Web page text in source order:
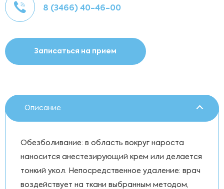
8 (3466) 40-46-00
Записаться на прием
Описание
Обезболивание: в область вокруг нароста
наносится анестезирующий крем или делается
тонкий укол. Непосредственное удаление: врач
воздействует на ткани выбранным методом,